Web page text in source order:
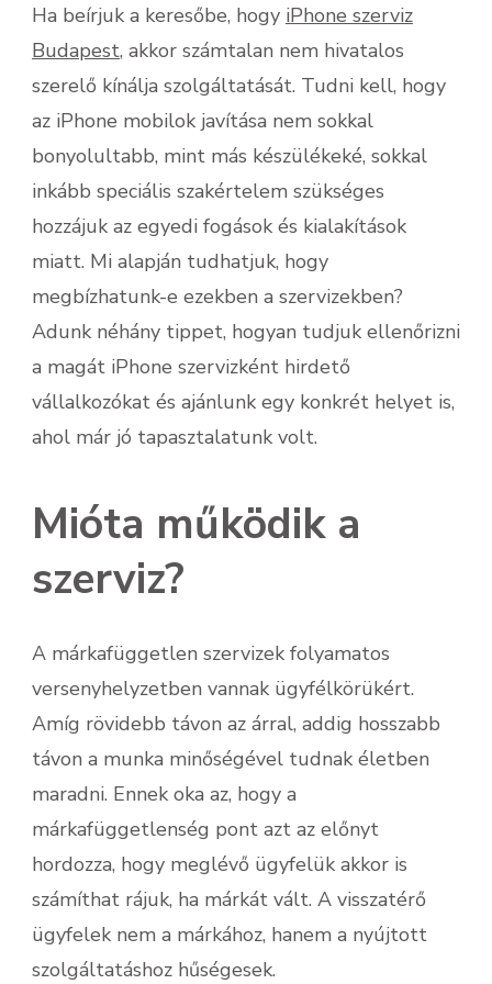
Ha beírjuk a keresőbe, hogy iPhone szerviz
Budapest, akkor számtalan nem hivatalos
szerelő kínálja szolgáltatását. Tudni kell, hogy
az iPhone mobilok javítása nem sokkal
bonyolultabb, mint más készülékeké, sokkal
inkább speciális szakértelem szükséges
hozzájuk az egyedi fogások és kialakítások
miatt. Mi alapján tudhatjuk, hogy
megbízhatunk-e ezekben a szervizekben?
Adunk néhány tippet, hogyan tudjuk ellenőrizni
a magát iPhone szervizként hirdető
vállalkozókat és ajánlunk egy konkrét helyet is,
ahol már jó tapasztalatunk volt.
Mióta működik a
szerviz?
A márkafüggetlen szervizek folyamatos
versenyhelyzetben vannak ügyfélkörükért.
Amíg rövidebb távon az árral, addig hosszabb
távon a munka minőségével tudnak életben
maradni. Ennek oka az, hogy a
márkafüggetlenség pont azt az előnyt
hordozza, hogy meglévő ügyfelük akkor is
számíthat rájuk, ha márkát vált. A visszatérő
ügyfelek nem a márkához, hanem a nyújtott
szolgáltatáshoz hűségesek.